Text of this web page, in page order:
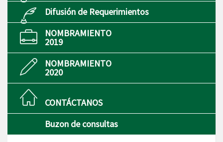
Difusión de Requerimientos
NOMBRAMIENTO
2019
NOMBRAMIENTO
2020
CONTÁCTANOS
Buzon de consultas